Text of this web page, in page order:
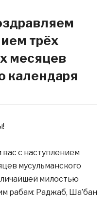
трёх
месяцев
календаря
с наступлением
мусульманского
милостью
рабам: Раджаб, Ша’бан